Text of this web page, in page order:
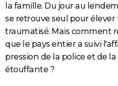
la famille. Du jour au
se retrouve seul pour
traumatisé. Mais comment
que le pays entier a suivi
pression de la police et de
étouffante ?